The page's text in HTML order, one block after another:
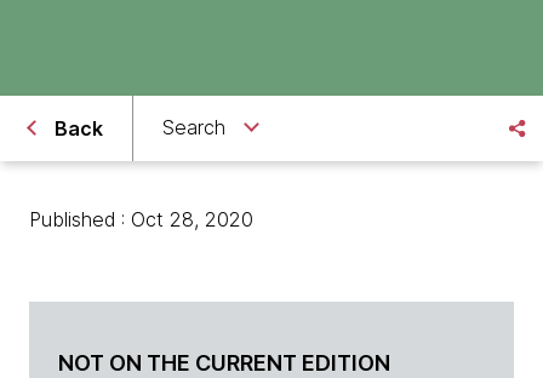
Back Search
Published : Oct 28, 2020
NOT ON THE CURRENT EDITION